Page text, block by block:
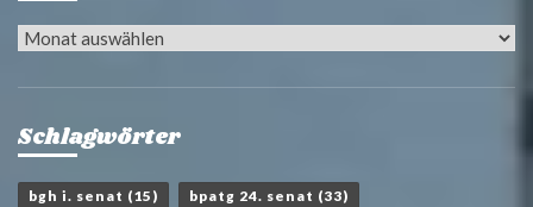
Archiv
Schlagwörter
bgh i. senat (15) bpatg 24. senat (33)